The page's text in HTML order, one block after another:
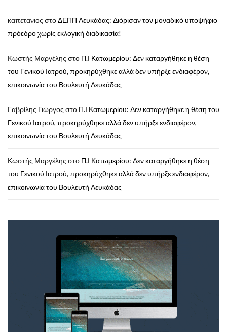
καπετανιος στοΔΕΠΠ Λευκάδας: Διόρισαν τον μοναδικό υποψήφιο
πρόεδρο χωρίς εκλογική διαδικασία!
Κωστής Μαργέλης στο Π.Ι Κατωμερίου: Δεν καταργήθηκε η θέση
του Γενικού Ιατρού, προκηρύχθηκε αλλά δεν υπήρξε ενδιαφέρον,
επικοινωνία του Βουλευτή Λευκάδας
Γαβρίλης Γιώργος στο Π.Ι Κατωμερίου: Δεν καταργήθηκε η θέση του
Γενικού Ιατρού, προκηρύχθηκε αλλά δεν υπήρξε ενδιαφέρον,
επικοινωνία του Βουλευτή Λευκάδας
Κωστής Μαργέλης στο Π.Ι Κατωμερίου: Δεν καταργήθηκε η θέση
του Γενικού Ιατρού, προκηρύχθηκε αλλά δεν υπήρξε ενδιαφέρον,
επικοινωνία του Βουλευτή Λευκάδας